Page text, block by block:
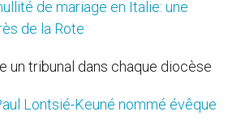
de mariage en Italie: une
de la Rote
un tribunal dans chaque diocèse
Lontsié-Keuné nommé évêque